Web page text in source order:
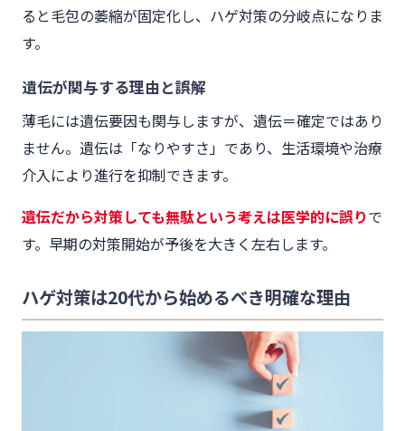
ると毛包の萎縮が固定化し、ハゲ対策の分岐点になりま
す。
遺伝が関与する理由と誤解
薄毛には遺伝要因も関与しますが、遺伝＝確定ではあり
ません。遺伝は「なりやすさ」であり、生活環境や治療
介入により進行を抑制できます。
遺伝だから対策しても無駄という考えは医学的に誤りで
す。早期の対策開始が予後を大きく左右します。
ハゲ対策は20代から始めるべき明確な理由